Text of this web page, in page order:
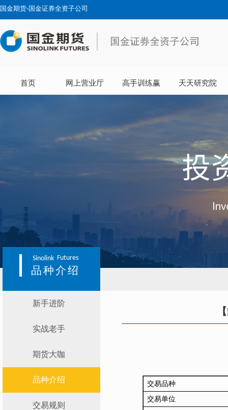
国金期货-国金证券全资子公司
首页 网上营业厅 高手训练赢 天天研究院
Sinolink Futures
品种介绍
新手进阶
实战老手
期货大咖
品种介绍
交易规则
交易品种
交易单位